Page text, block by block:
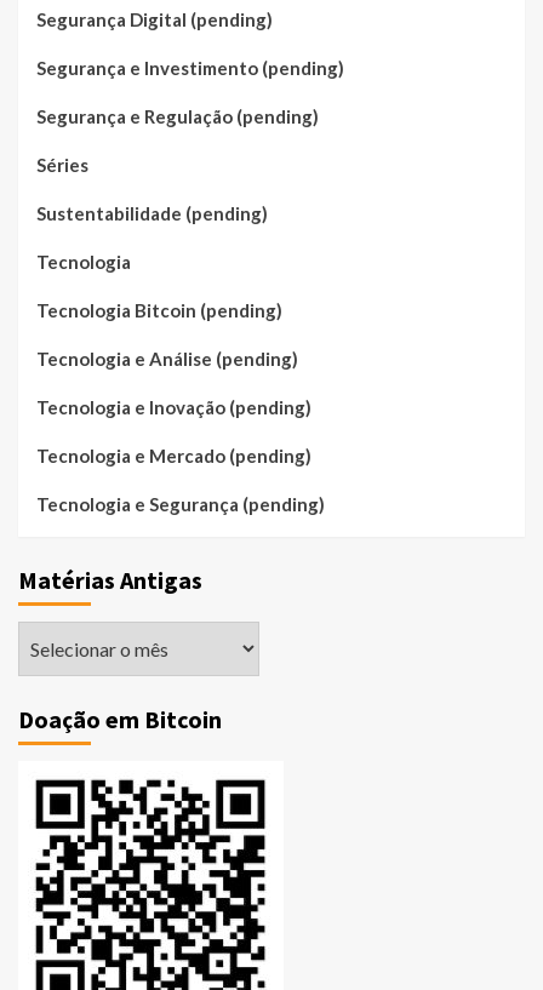
Segurança Digital (pending)
Segurança e Investimento (pending)
Segurança e Regulação (pending)
Séries
Sustentabilidade (pending)
Tecnologia
Tecnologia Bitcoin (pending)
Tecnologia e Análise (pending)
Tecnologia e Inovação (pending)
Tecnologia e Mercado (pending)
Tecnologia e Segurança (pending)
Matérias Antigas
Doação em Bitcoin